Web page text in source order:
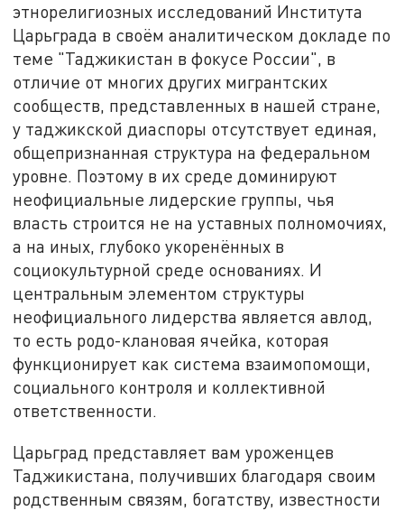
этнорелигиозных исследований Института
Царьграда в своём аналитическом докладе по
теме "Таджикистан в фокусе России", в
отличие от многих других мигрантских
сообществ, представленных в нашей стране,
у таджикской диаспоры отсутствует единая,
общепризнанная структура на федеральном
уровне. Поэтому в их среде доминируют
неофициальные лидерские группы, чья
власть строится не на уставных полномочиях,
а на иных, глубоко укоренённых в
социокультурной среде основаниях. И
центральным элементом структуры
неофициального лидерства является авлод,
то есть родо-клановая ячейка, которая
функционирует как система взаимопомощи,
социального контроля и коллективной
ответственности.
Царьград представляет вам уроженцев
Таджикистана, получивших благодаря своим
родственным связям, богатству, известности